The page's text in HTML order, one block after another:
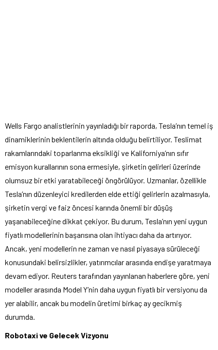
Wells Fargo analistlerinin yayınladığı bir raporda, Tesla’nın temel iş
dinamiklerinin beklentilerin altında olduğu belirtiliyor. Teslimat
rakamlarındaki toparlanma eksikliği ve Kaliforniya’nın sıfır
emisyon kurallarının sona ermesiyle, şirketin gelirleri üzerinde
olumsuz bir etki yaratabileceği öngörülüyor. Uzmanlar, özellikle
Tesla’nın düzenleyici kredilerden elde ettiği gelirlerin azalmasıyla,
şirketin vergi ve faiz öncesi karında önemli bir düşüş
yaşanabileceğine dikkat çekiyor. Bu durum, Tesla’nın yeni uygun
fiyatlı modellerinin başarısına olan ihtiyacı daha da artırıyor.
Ancak, yeni modellerin ne zaman ve nasıl piyasaya sürüleceği
konusundaki belirsizlikler, yatırımcılar arasında endişe yaratmaya
devam ediyor. Reuters tarafından yayınlanan haberlere göre, yeni
modeller arasında Model Y’nin daha uygun fiyatlı bir versiyonu da
yer alabilir, ancak bu modelin üretimi birkaç ay gecikmiş
durumda.
Robotaxi ve Gelecek Vizyonu